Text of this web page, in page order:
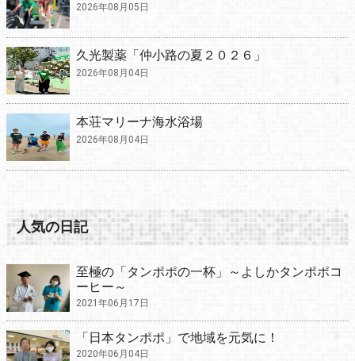
2026年08月05日
久光製薬「仲小路の夏２０２６」
2026年08月04日
本荘マリーナ海水浴場
2026年08月04日
人気の日記
至極の「タンポポの一杯」～よしかタンポポコ
ーヒー～
2021年06月17日
「日本タンポポ」で地域を元気に！
2020年06月04日